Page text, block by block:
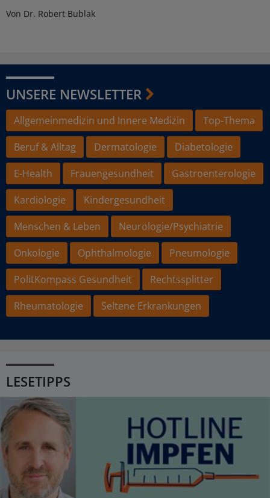
Von Dr. Robert Bublak
UNSERE NEWSLETTER
Allgemeinmedizin und Innere Medizin
Top-Thema
Beruf & Alltag
Dermatologie
Diabetologie
E-Health
Frauengesundheit
Gastroenterologie
Kardiologie
Kindergesundheit
Menschen & Leben
Neurologie/Psychiatrie
Onkologie
Ophthalmologie
Pneumologie
PolitKompass Gesundheit
Rechtssplitter
Rheumatologie
Seltene Erkrankungen
LESETIPPS